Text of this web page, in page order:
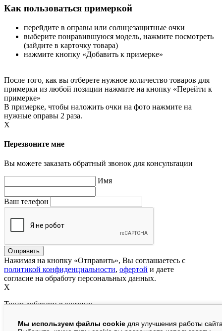
Мы используем файлы cookie для улучшения работы
Как пользоваться примеркой
перейдите в оправы или солнцезащитные очки
выберите понравившуюся модель, нажмите посмотреть
(зайдите в карточку товара)
нажмите кнопку «Добавить к примерке»
После того, как вы отберете нужное количество товаров для
примерки из любой позиции нажмите на кнопку «Перейти к
примерке»
В примерке, чтобы наложить очки на фото нажмите на
нужные оправы 2 раза.
X
Перезвоните мне
Вы можете заказать обратный звонок для консультации
Имя
Ваш телефон
Нажимая на кнопку «Отправить», Вы соглашаетесь с
политикой конфиденциальности, офертой и даете
согласие на обработу персональных данных.
X
Товар добавлен в корзину